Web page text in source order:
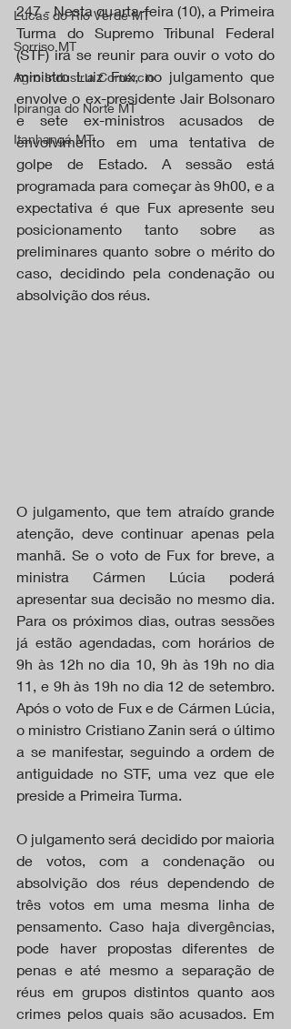
Lucas do Rio Verde MT
Sorriso MT
Agro Industria Comércio
Ipiranga do Norte MT
Itanhangá MT
247 - Nesta quarta-feira (10), a Primeira
Turma do Supremo Tribunal Federal
(STF) irá se reunir para ouvir o voto do
ministro Luiz Fux, no julgamento que
envolve o ex-presidente Jair Bolsonaro
e sete ex-ministros acusados de
envolvimento em uma tentativa de
golpe de Estado. A sessão está
programada para começar às 9h00, e a
expectativa é que Fux apresente seu
posicionamento tanto sobre as
preliminares quanto sobre o mérito do
caso, decidindo pela condenação ou
absolvição dos réus.
O julgamento, que tem atraído grande
atenção, deve continuar apenas pela
manhã. Se o voto de Fux for breve, a
ministra Cármen Lúcia poderá
apresentar sua decisão no mesmo dia.
Para os próximos dias, outras sessões
já estão agendadas, com horários de
9h às 12h no dia 10, 9h às 19h no dia
11, e 9h às 19h no dia 12 de setembro.
Após o voto de Fux e de Cármen Lúcia,
o ministro Cristiano Zanin será o último
a se manifestar, seguindo a ordem de
antiguidade no STF, uma vez que ele
preside a Primeira Turma.
O julgamento será decidido por maioria
de votos, com a condenação ou
absolvição dos réus dependendo de
três votos em uma mesma linha de
pensamento. Caso haja divergências,
pode haver propostas diferentes de
penas e até mesmo a separação de
réus em grupos distintos quanto aos
crimes pelos quais são acusados. Em